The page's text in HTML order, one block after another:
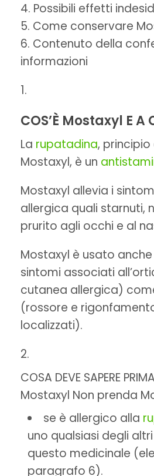
Possibili effetti
Come conservare
Contenuto della
informazioni
COS’È Mostaxyl E A
La rupatadina,
Mostaxyl, è un
Mostaxyl allevia i
allergica quali starnuti,
prurito agli occhi e al
Mostaxyl è usato
sintomi associati
cutanea allergica)
(rossore e
localizzati).
COSA DEVE SAPERE
Mostaxyl Non prenda
se è allergico alla
uno qualsiasi degli
questo medicinale
paragrafo 6).